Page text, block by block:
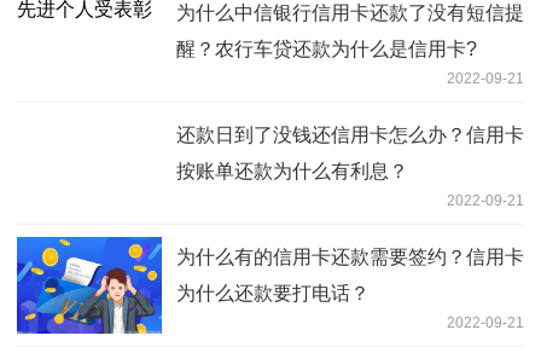
为什么中信银行信用卡还款了没有短信提
醒？农行车贷还款为什么是信用卡?
2022-09-21
还款日到了没钱还信用卡怎么办？信用卡
按账单还款为什么有利息？
2022-09-21
为什么有的信用卡还款需要签约？信用卡
为什么还款要打电话？
2022-09-21